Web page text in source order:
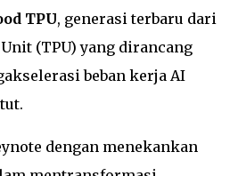
TPU, generasi terbaru dari
(TPU) yang dirancang
beban kerja AI
dengan menekankan